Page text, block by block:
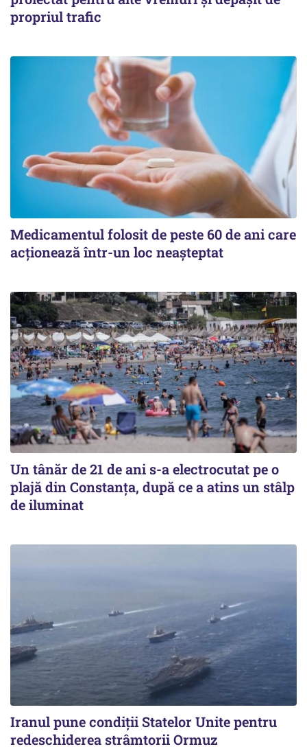
propriul trafic
Medicamentul folosit de peste 60 de ani care
acționează într-un loc neașteptat
Un tânăr de 21 de ani s-a electrocutat pe o
plajă din Constanța, după ce a atins un stâlp
de iluminat
Iranul pune condiții Statelor Unite pentru
redeschiderea strâmtorii Ormuz